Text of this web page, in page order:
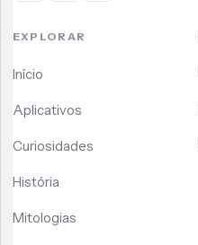
EXPLORAR
Início
Aplicativos
Curiosidades
História
Mitologias